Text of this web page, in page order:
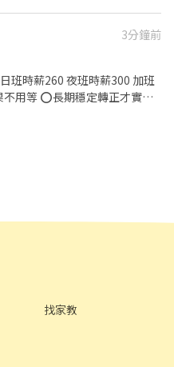
交通車(歡
6%勞退、團保、三節禮券 ☆
經驗可、等當兵可 ▬▬▬【快
3分鐘前
班時薪260 夜班時薪300 加班
用等 ⭕️長期穩定轉正才實在❣️
*2.6667 加班費試算
找家教